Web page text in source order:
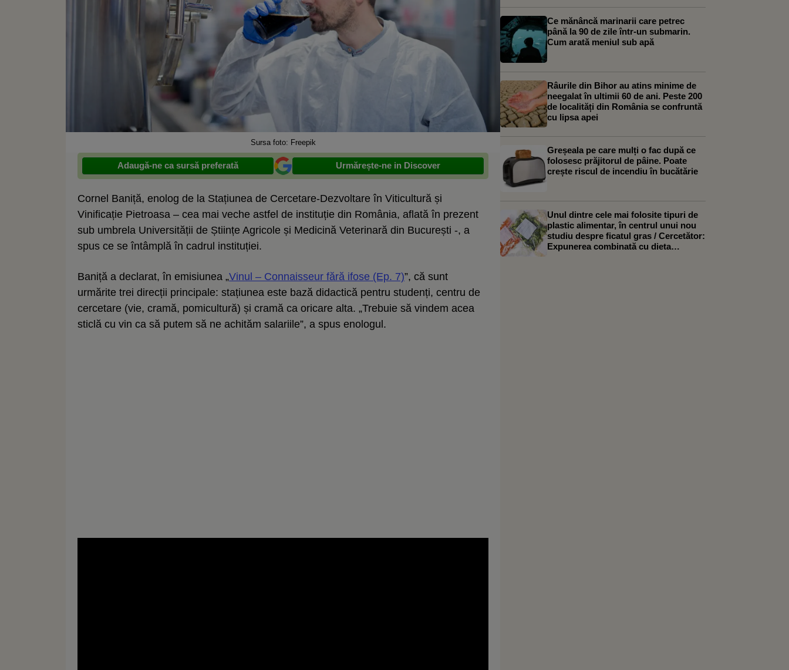
Sursa foto: Freepik
Adaugă-ne ca sursă preferată Urmărește-ne in Discover
Cornel Baniță, enolog de la Stațiunea de Cercetare-Dezvoltare în Viticultură și
Vinificație Pietroasa – cea mai veche astfel de instituție din România, aflată în prezent
sub umbrela Universității de Științe Agricole și Medicină Veterinară din București -, a
spus ce se întâmplă în cadrul instituției.
Baniță a declarat, în emisiunea „Vinul – Connaisseur fără ifose (Ep. 7)”, că sunt
urmărite trei direcții principale: ​stațiunea este bază didactică pentru studenți, centru de
cercetare (vie, cramă, pomicultură) și cramă ca oricare alta. „Trebuie să vindem acea
sticlă cu vin ca să putem să ne achităm salariile”, a spus enologul.
Ce mănâncă marinarii care petrec
până la 90 de zile într-un submarin.
Cum arată meniul sub apă
Râurile din Bihor au atins minime de
neegalat în ultimii 60 de ani. Peste 200
de localități din România se confruntă
cu lipsa apei
Greșeala pe care mulți o fac după ce
folosesc prăjitorul de pâine. Poate
crește riscul de incendiu în bucătărie
Unul dintre cele mai folosite tipuri de
plastic alimentar, în centrul unui nou
studiu despre ficatul gras / Cercetător:
Expunerea combinată cu dieta